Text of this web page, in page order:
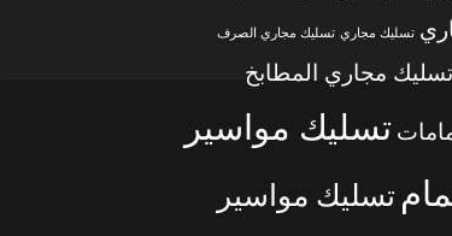
تسليك مجاري تسليك مجاري الصرف
تسليك مجاري المطابخ
تسليك مواسير
تسليك مواسير